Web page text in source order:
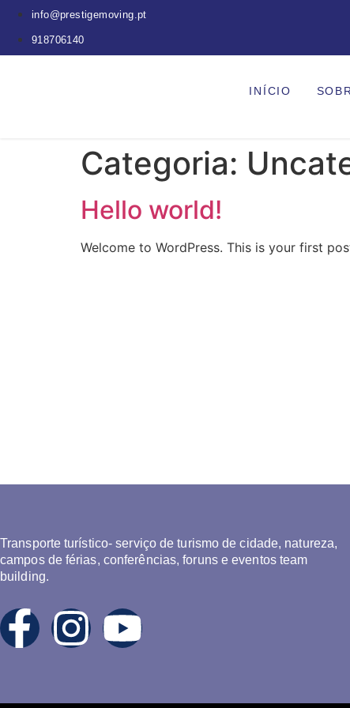
info@prestigemoving.pt
918706140
INÍCIO
Categoria:
Hello world!
Welcome to WordPress. This is your first
Transporte turístico- serviço de turismo de cidade, natureza,
campos de férias, conferências, foruns e eventos team
building.